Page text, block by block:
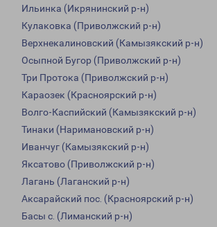
Ильинка (Икрянинский р-н)
Кулаковка (Приволжский р-н)
Верхнекалиновский (Камызякский р-н)
Осыпной Бугор (Приволжский р-н)
Три Протока (Приволжский р-н)
Караозек (Красноярский р-н)
Волго-Каспийский (Камызякский р-н)
Тинаки (Наримановский р-н)
Иванчуг (Камызякский р-н)
Яксатово (Приволжский р-н)
Лагань (Лаганский р-н)
Аксарайский пос. (Красноярский р-н)
Басы с. (Лиманский р-н)